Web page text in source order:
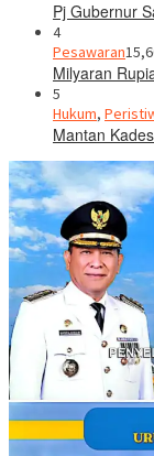
Pj Gubernur
4
Pesawaran
Milyaran
5
Hukum,
Mantan